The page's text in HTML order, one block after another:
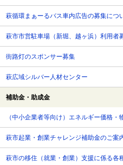
萩循環まぁーるバス車内広告の募集につ
萩市市営駐車場（新堀、越ヶ浜）利用者
街路灯のスポンサー募集
萩広域シルバー人材センター
補助金・助成金
（中小企業者等向け）エネルギー価格
萩市起業・創業チャレンジ補助金のご案
萩市の移住（就業・創業）支援に係る各